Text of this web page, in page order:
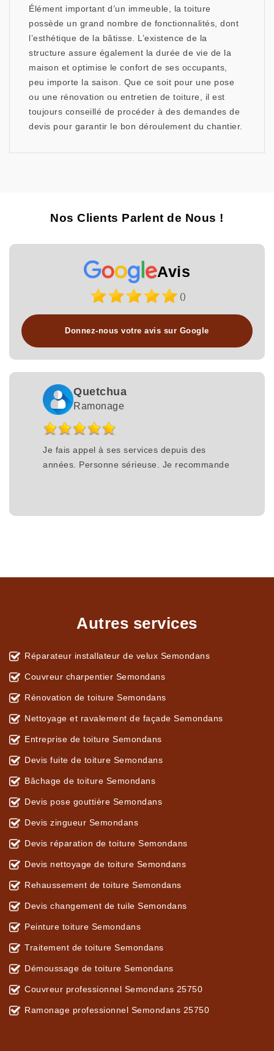
Élément important d’un immeuble, la toiture
possède un grand nombre de fonctionnalités, dont
l’esthétique de la bâtisse. L’existence de la
structure assure également la durée de vie de la
maison et optimise le confort de ses occupants,
peu importe la saison. Que ce soit pour une pose
ou une rénovation ou entretien de toiture, il est
toujours conseillé de procéder à des demandes de
devis pour garantir le bon déroulement du chantier.
Nos Clients Parlent de Nous !
Avis
()
Donnez-nous votre avis sur Google
Quetchua
Ramonage
Je fais appel à ses services depuis des
années. Personne sérieuse. Je recommande
Autres services
Réparateur installateur de velux Semondans
Couvreur charpentier Semondans
Rénovation de toiture Semondans
Nettoyage et ravalement de façade Semondans
Entreprise de toiture Semondans
Devis fuite de toiture Semondans
Bâchage de toiture Semondans
Devis pose gouttière Semondans
Devis zingueur Semondans
Devis réparation de toiture Semondans
Devis nettoyage de toiture Semondans
Rehaussement de toiture Semondans
Devis changement de tuile Semondans
Peinture toiture Semondans
Traitement de toiture Semondans
Démoussage de toiture Semondans
Couvreur professionnel Semondans 25750
Ramonage professionnel Semondans 25750